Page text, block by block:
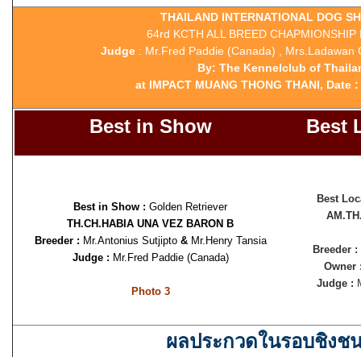
THAILAND INTERNATIONAL DOG
64rd KCTH ALL BREED CHAPMIONSHIP
Judge: Mr.Fred Paddie (Canada) , Mrs.Ladawan
By: The Kennelclub of
at IMPACT MUANG THONG THANI, Date
Best in Show Best
Best in Show : Golden Retriever
TH.CH.HABIA UNA VEZ BARON B
Breeder : Mr.Antonius Sutjipto & Mr.Henry Tansia
Judge : Mr.Fred Paddie (Canada)
Photo 3
Best
Breeder :
Owner
Judge :
ผลประกวดในรอบชิงช